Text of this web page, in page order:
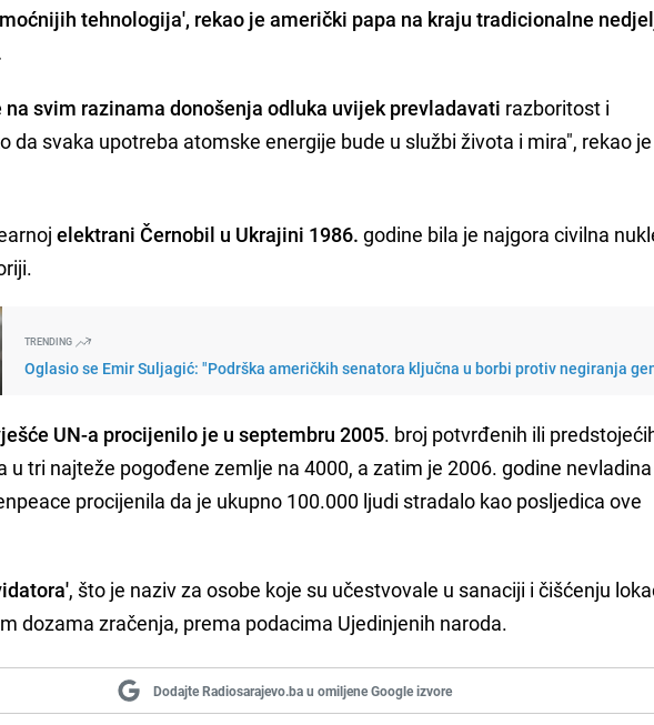
tehnologija', rekao je američki papa na kraju tradicionalne
na svim razinama donošenja odluka uvijek prevladavati razboritost i
da svaka upotreba atomske energije bude u službi života i mira", rekao
elektrani Černobil u Ukrajini 1986. godine bila je najgora civilna
TRENDING
Oglasio se Emir Suljagić: "Podrška američkih senatora ključna u borbi protiv negiranja
UN-a procijenilo je u septembru 2005. broj potvrđenih ili
u tri najteže pogođene zemlje na 4000, a zatim je 2006. godine nevladina
procijenila da je ukupno 100.000 ljudi stradalo kao posljedica ove
, što je naziv za osobe koje su učestvovale u sanaciji i čišćenju
dozama zračenja, prema podacima Ujedinjenih naroda.
Dodajte Radiosarajevo.ba u omiljene Google izvore